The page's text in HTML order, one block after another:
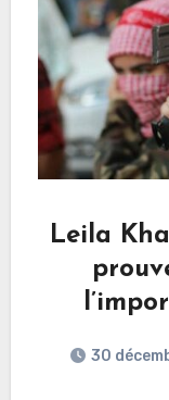
Leila
30